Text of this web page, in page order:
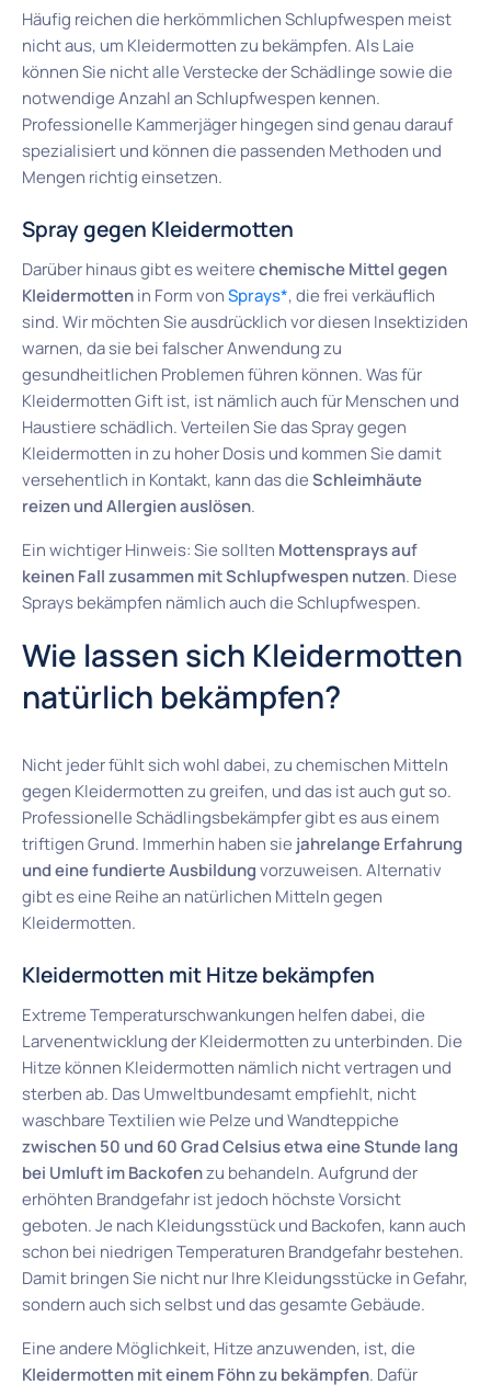
Häufig reichen die herkömmlichen Schlupfwespen meist
nicht aus, um Kleidermotten zu bekämpfen. Als Laie
können Sie nicht alle Verstecke der Schädlinge sowie die
notwendige Anzahl an Schlupfwespen kennen.
Professionelle Kammerjäger hingegen sind genau darauf
spezialisiert und können die passenden Methoden und
Mengen richtig einsetzen.
Spray gegen Kleidermotten
Darüber hinaus gibt es weiterechemische Mittel gegen
Kleidermottenin Form vonSprays*, die frei verkäuflich
sind. Wir möchten Sie ausdrücklich vor diesen Insektiziden
warnen, da sie bei falscher Anwendung zu
gesundheitlichen Problemen führen können. Was für
Kleidermotten Gift ist, ist nämlich auch für Menschen und
Haustiere schädlich. Verteilen Sie das Spray gegen
Kleidermotten in zu hoher Dosis und kommen Sie damit
versehentlich in Kontakt, kann das dieSchleimhäute
reizen und Allergien auslösen.
Ein wichtiger Hinweis: Sie sollten Mottensprays auf
keinen Fall zusammen mit Schlupfwespen nutzen. Diese
Sprays bekämpfen nämlich auch die Schlupfwespen.
Wie lassen sich Kleidermotten
natürlich bekämpfen?
Nicht jeder fühlt sich wohl dabei, zu chemischen Mitteln
gegen Kleidermotten zu greifen, und das ist auch gut so.
Professionelle Schädlingsbekämpfer gibt es aus einem
triftigen Grund. Immerhin haben sie jahrelange Erfahrung
und eine fundierte Ausbildungvorzuweisen. Alternativ
gibt es eine Reihe an natürlichen Mitteln gegen
Kleidermotten.
Kleidermotten mit Hitze bekämpfen
Extreme Temperaturschwankungen helfen dabei, die
Larvenentwicklung der Kleidermotten zu unterbinden. Die
Hitze können Kleidermotten nämlich nicht vertragen und
sterben ab. Das Umweltbundesamt empfiehlt, nicht
waschbare Textilien wie Pelze und Wandteppiche
zwischen 50 und 60 Grad Celsius etwa eine Stunde lang
bei Umluft im Backofenzu behandeln. Aufgrund der
erhöhten Brandgefahr ist jedoch höchste Vorsicht
geboten. Je nach Kleidungsstück und Backofen, kann auch
schon bei niedrigen Temperaturen Brandgefahr bestehen.
Damit bringen Sie nicht nur Ihre Kleidungsstücke in Gefahr,
sondern auch sich selbst und das gesamte Gebäude.
Eine andere Möglichkeit, Hitze anzuwenden, ist, die
Kleidermotten mit einem Föhn zu bekämpfen. Dafür